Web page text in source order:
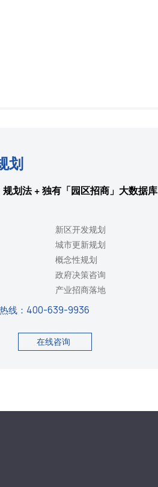
划
规划法 + 独有「园区招商」大数据库
新区开发规划
城市更新规划
概念性规划
政府决策咨询
产业招商落地
线： 400-639-9936
在线咨询